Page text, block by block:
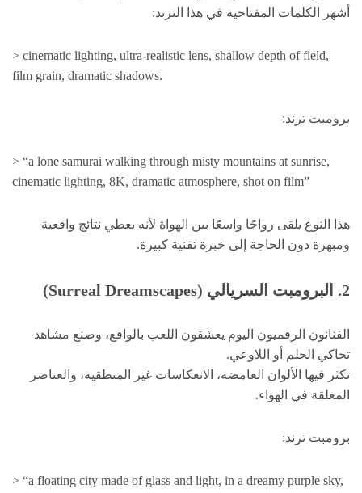
أشهر الكلمات المفتاحية في هذا الترند:
> cinematic lighting, ultra-realistic lens, shallow depth of field,
film grain, dramatic shadows.
برومبت ترند:
> “a lone samurai walking through misty mountains at sunrise,
cinematic lighting, 8K, dramatic atmosphere, shot on film”
هذا النوع يلقى رواجًا واسعًا بين الهواة لأنه يعطي نتائج واقعية
ومبهرة دون الحاجة إلى خبرة تقنية كبيرة.
2. البرومبت السريالي (Surreal Dreamscapes)
الفنانون الرقميون اليوم يعشقون اللعب بالواقع، وصنع مشاهد
تحاكي الحلم أو اللاوعي.
تكثر فيها الألوان الغامضة، الانعكاسات غير المنطقية، والعناصر
المعلقة في الهواء.
برومبت ترند:
> “a floating city made of glass and light, in a dreamy purple sky,